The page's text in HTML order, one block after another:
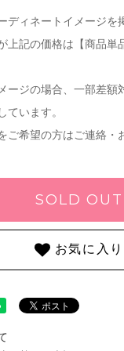
ディネートイメージを
上記の価格は【商品単
ージの場合、一部差額
ています。
希望の方はご連絡・
SOLD OUT
お気に入り